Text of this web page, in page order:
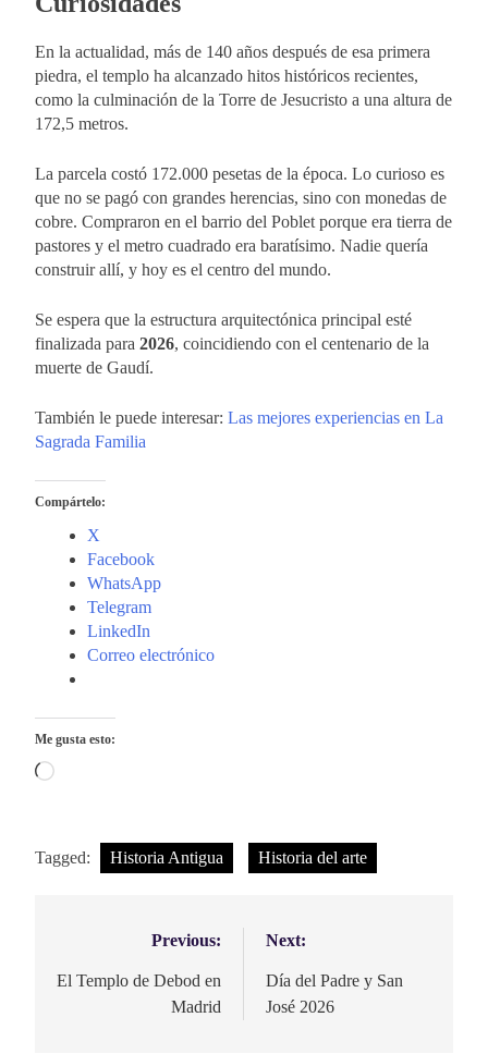
En la actualidad, más de 140 años después de esa primera
piedra, el templo ha alcanzado hitos históricos recientes,
como la culminación de la Torre de Jesucristo a una altura de
172,5 metros.
La parcela costó 172.000 pesetas de la época. Lo curioso es
que no se pagó con grandes herencias, sino con monedas de
cobre. Compraron en el barrio del Poblet porque era tierra de
pastores y el metro cuadrado era baratísimo. Nadie quería
construir allí, y hoy es el centro del mundo.
Se espera que la estructura arquitectónica principal esté
finalizada para 2026, coincidiendo con el centenario de la
muerte de Gaudí.
También le puede interesar: Las mejores experiencias en La
Sagrada Familia
Compártelo:
X
Facebook
WhatsApp
Telegram
LinkedIn
Correo electrónico
Me gusta esto:
Cargando...
Tagged: Historia Antigua Historia del arte
Navegación
de
Previous:
El Templo de Debod en
Madrid
Next:
Día del Padre y San
José 2026